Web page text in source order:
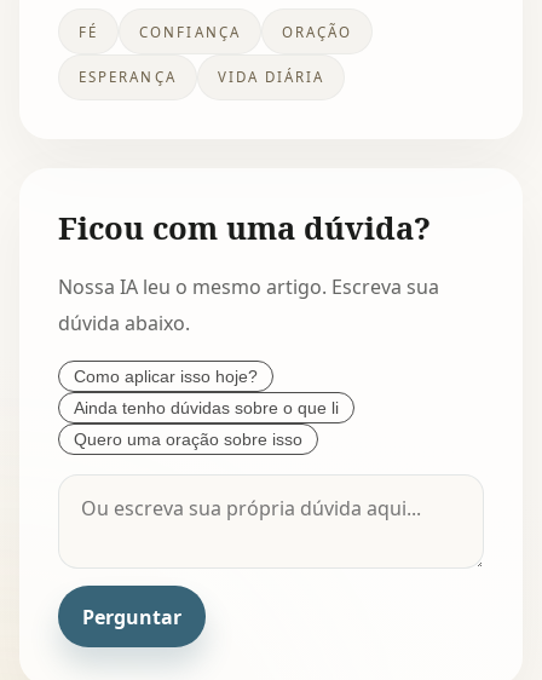
FÉ CONFIANÇA ORAÇÃO
ESPERANÇA VIDA DIÁRIA
Ficou com uma dúvida?
Nossa IA leu o mesmo artigo. Escreva sua
dúvida abaixo.
Como aplicar isso hoje?
Ainda tenho dúvidas sobre o que li
Quero uma oração sobre isso
Perguntar